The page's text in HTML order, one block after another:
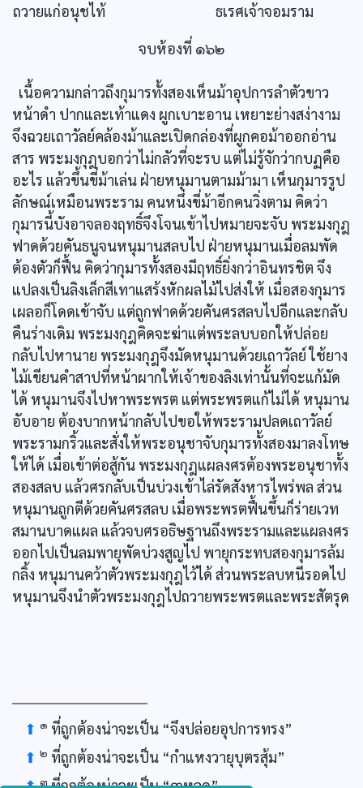
ถวายแก่อนุชไท้
ธเรศเจ้าจอมราม
จบห้องที่ ๑๖๒
เนื้อความกล่าวถึงกุมารทั้งสองเห็นม้าอุปการลำตัวขาว
หน้าดำ ปากและเท้าแดง ผูกเบาะอาน เหยาะย่างสง่างาม
จึงฉวยเถาวัลย์คล้องม้าและเปิดกล่องที่ผูกคอม้าออกอ่าน
สาร พระมงกุฎบอกว่าไม่กลัวที่จะรบ แต่ไม่รู้จักว่ากบฏคือ
อะไร แล้วขึ้นขี่ม้าเล่น ฝ่ายหนุมานตามม้ามา เห็นกุมารรูป
ลักษณ์เหมือนพระราม คนหนึ่งขี่ม้าอีกคนวิ่งตาม คิดว่า
กุมารนี้บังอาจลองฤทธิ์จึงโจนเข้าไปหมายจะจับ พระมงกุฎ
ฟาดด้วยคันธนูจนหนุมานสลบไป ฝ่ายหนุมานเมื่อลมพัด
ต้องตัวก็ฟื้น คิดว่ากุมารทั้งสองมีฤทธิ์ยิ่งกว่าอินทรชิต จึง
แปลงเป็นลิงเล็กสีเทาแสร้งหักผลไม้ไปส่งให้ เมื่อสองกุมาร
เผลอก็โดดเข้าจับ แต่ถูกฟาดด้วยคันศรสลบไปอีกและกลับ
คืนร่างเดิม พระมงกุฎคิดจะฆ่าแต่พระลบบอกให้ปล่อย
กลับไปหานาย พระมงกุฎจึงมัดหนุมานด้วยเถาวัลย์ ใช้ยาง
ไม้เขียนคำสาปที่หน้าผากให้เจ้าของลิงเท่านั้นที่จะแก้มัด
ได้ หนุมานจึงไปหาพระพรต แต่พระพรตแก้ไม่ได้ หนุมาน
อับอาย ต้องบากหน้ากลับไปขอให้พระรามปลดเถาวัลย์
พระรามกริ้วและสั่งให้พระอนุชาจับกุมารทั้งสองมาลงโทษ
ให้ได้ เมื่อเข้าต่อสู้กัน พระมงกุฎแผลงศรต้องพระอนุชาทั้ง
สองสลบ แล้วศรกลับเป็นบ่วงเข้าไล่รัดสังหารไพร่พล ส่วน
หนุมานถูกตีด้วยคันศรสลบ เมื่อพระพรตฟื้นขึ้นก็ร่ายเวท
สมานบาดแผล แล้วจบศรอธิษฐานถึงพระรามและแผลงศร
ออกไปเป็นลมพายุพัดบ่วงสูญไป พายุกระทบสองกุมารล้ม
กลิ้ง หนุมานคว้าตัวพระมงกุฎไว้ได้ ส่วนพระลบหนีรอดไป
หนุมานจึงนำตัวพระมงกุฎไปถวายพระพรตและพระสัตรุด
⬆ ๑ ที่ถูกต้องน่าจะเป็น “จึงปล่อยอุปการทรง”
⬆ ๒ ที่ถูกต้องน่าจะเป็น “กำแหงวายุบุตรสุ้ม”
๓